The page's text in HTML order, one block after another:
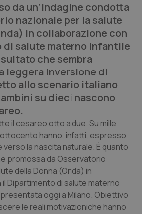
da un’indagine condotta
nazionale per la salute
in collaborazione con
di salute materno infantile
che sembra
leggera inversione di
allo scenario italiano
su dieci nascono
il cesareo otto a due. Su mille
hanno, infatti, espresso
la nascita naturale. È quanto
promossa da Osservatorio
della Donna (Onda) in
Dipartimento di salute materno
presentata oggi a Milano. Obiettivo
le reali motivazioniche hanno